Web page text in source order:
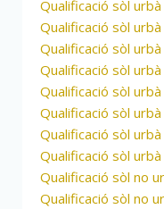
Qualificació sòl
Qualificació sòl
Qualificació sòl
Qualificació sòl
Qualificació sòl
Qualificació sòl
Qualificació sòl
Qualificació sòl
Qualificació sòl no
Qualificació sòl no